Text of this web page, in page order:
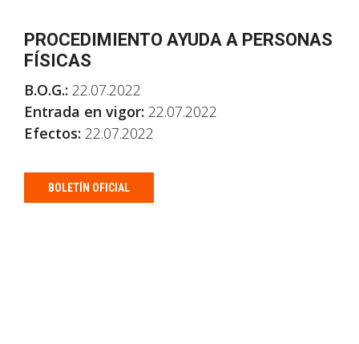
PROCEDIMIENTO AYUDA A PERSONAS
FÍSICAS
B.O.G.: 22.07.2022
Entrada en vigor: 22.07.2022
Efectos: 22.07.2022
BOLETÍN OFICIAL